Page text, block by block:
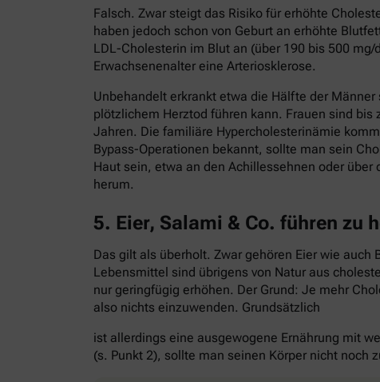
Falsch. Zwar steigt das Risiko für erhöhte
haben jedoch schon von Geburt an erhöhte
LDL-Cholesterin im Blut an (über 190 bis 500
Erwachsenenalter eine Arteriosklerose.
Unbehandelt erkrankt etwa die Hälfte der
plötzlichem Herztod führen kann. Frauen sind
Jahren. Die familiäre Hypercholesterinämie
Bypass-Operationen bekannt, sollte man sein
Haut sein, etwa an den Achillessehnen oder
herum.
5. Eier, Salami & Co. führen zu
Das gilt als überholt. Zwar gehören Eier wie
Lebensmittel sind übrigens von Natur aus
nur geringfügig erhöhen. Der Grund: Je mehr
also nichts einzuwenden. Grundsätzlich
ist allerdings eine ausgewogene Ernährung mit
(s. Punkt 2), sollte man seinen Körper nicht noch